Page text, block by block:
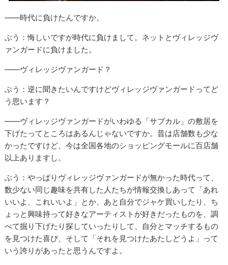
――時代に負けたんですか。
ぶう：悔しいですが時代に負けまして。ネットとヴィレッジヴ
ァンガードに負けました。
――ヴィレッジヴァンガード？
ぶう：逆に聞きたいんですけどヴィレッジヴァンガードってど
う思います？
――ヴィレッジヴァンガードがいわゆる「サブカル」の敷居を
下げたってところはあるんじゃないですか。昔は店舗数も少な
かったですけど、今は全国各地のショッピングモールに百店舗
以上ありますし。
ぶう：やっぱりヴィレッジヴァンガードが無かった時代って、
数少ない同じ趣味を共有した人たちが情報交換しあって「あれ
いいよ、これいいよ」とか、あと自分でジャケ買いしたり、ち
ょっと興味持って好きなアーティストが好きだったものを、調
べて掘り下げたり探していったりして、自分とマッチするもの
を見つけた喜び、そして「それを見つけたあたしどうよ」って
いう誇りがあったと思うんですよ。